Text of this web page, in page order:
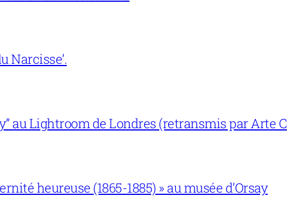
Narcisse’.
au Lightroom de Londres (retransmis par Arte
heureuse (1865-1885) » au musée d’Orsay